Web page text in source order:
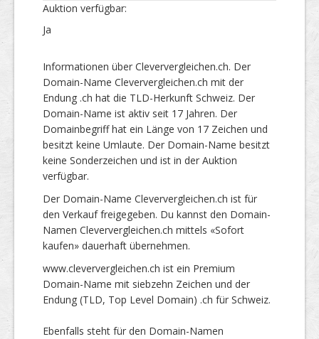
Auktion verfügbar:
Ja
Informationen über Cleververgleichen.ch. Der
Domain-Name Cleververgleichen.ch mit der
Endung .ch hat die TLD-Herkunft Schweiz. Der
Domain-Name ist aktiv seit 17 Jahren. Der
Domainbegriff hat ein Länge von 17 Zeichen und
besitzt keine Umlaute. Der Domain-Name besitzt
keine Sonderzeichen und ist in der Auktion
verfügbar.
Der Domain-Name Cleververgleichen.ch ist für
den Verkauf freigegeben. Du kannst den Domain-
Namen Cleververgleichen.ch mittels «Sofort
kaufen» dauerhaft übernehmen.
www.cleververgleichen.ch ist ein Premium
Domain-Name mit siebzehn Zeichen und der
Endung (TLD, Top Level Domain) .ch für Schweiz.
Ebenfalls steht für den Domain-Namen